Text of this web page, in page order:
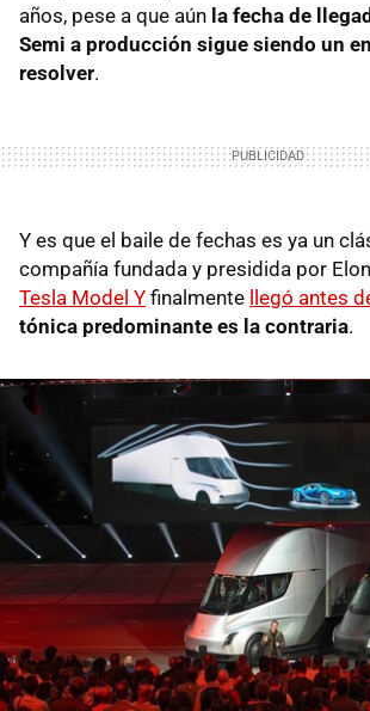
años, pese a que aún la fecha de
Semi a producción sigue siendo un
resolver.
Y es que el baile de fechas es ya un
compañía fundada y presidida por
Tesla Model Y finalmente llegó antes
tónica predominante es la contraria.